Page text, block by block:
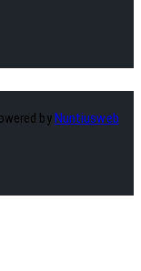
by Nuntiusweb